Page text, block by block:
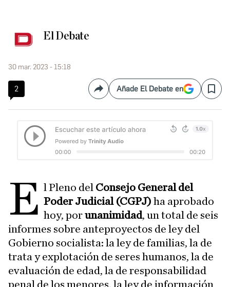
El Debate
30 mar. 2023 - 15:18
2 CompartirAñade El Debate en Save
E l Pleno del Consejo General del
Poder Judicial (CGPJ)ha aprobado
hoy, porunanimidad, un total de seis
informes sobre anteproyectos de ley del
Gobierno socialista: la ley de familias, la de
trata y explotación de seres humanos, la de
evaluación de edad, la de responsabilidad
penal de los menores, la ley de información